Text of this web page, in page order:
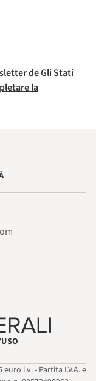
de Gli Stati
la
i.v. - Partita I.V.A. e